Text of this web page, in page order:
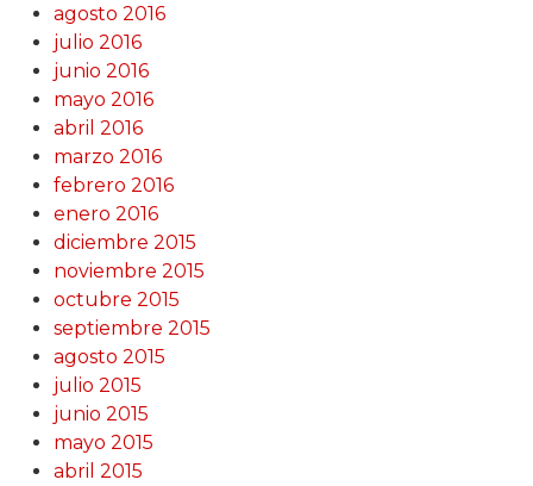
agosto 2016
julio 2016
junio 2016
mayo 2016
abril 2016
marzo 2016
febrero 2016
enero 2016
diciembre 2015
noviembre 2015
octubre 2015
septiembre 2015
agosto 2015
julio 2015
junio 2015
mayo 2015
abril 2015